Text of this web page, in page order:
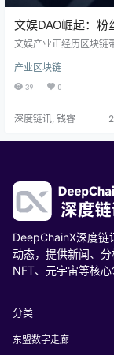
文娱DAO崛起：粉
过区块链参与IP共
文娱产业正经历区块链
观IP开发，决策权被垄
低下。如今，区块链
保障公正透明；A-
权大幅下放。区块链融
率。未来，区块链将深
产业，带来更多共创机
产业区块链
39 0
深度链讯, 钱睿
DeepChainX深度链
动态，提供新闻、分
NFT、元宇宙等核心
分类
东盟数字走廊